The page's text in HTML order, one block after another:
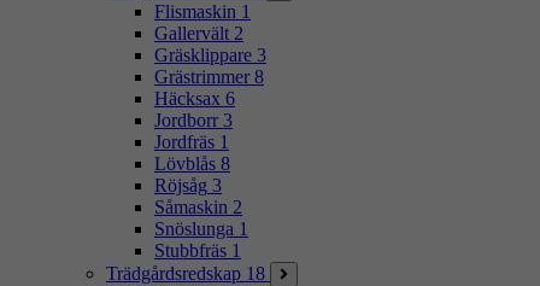
Flismaskin 1
Gallervält 2
Gräsklippare 3
Grästrimmer 8
Häcksax 6
Jordborr 3
Jordfräs 1
Lövblås 8
Röjsåg 3
Såmaskin 2
Snöslunga 1
Stubbfräs 1
Trädgårdsredskap 18